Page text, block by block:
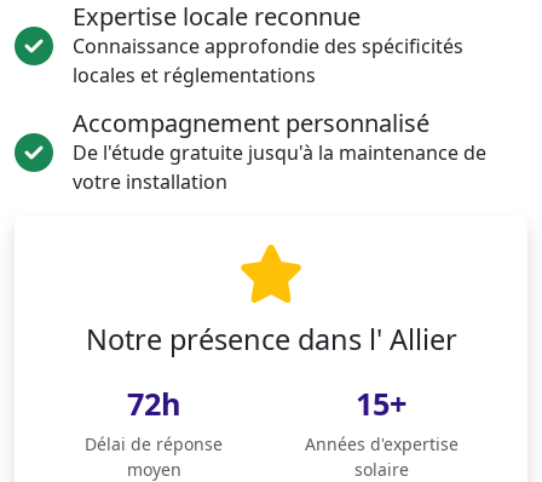
Expertise locale reconnue
Connaissance approfondie des spécificités
locales et réglementations
Accompagnement personnalisé
De l'étude gratuite jusqu'à la maintenance de
votre installation
Notre présence dans l' Allier
72h
Délai de réponse
moyen
15+
Années d'expertise
solaire